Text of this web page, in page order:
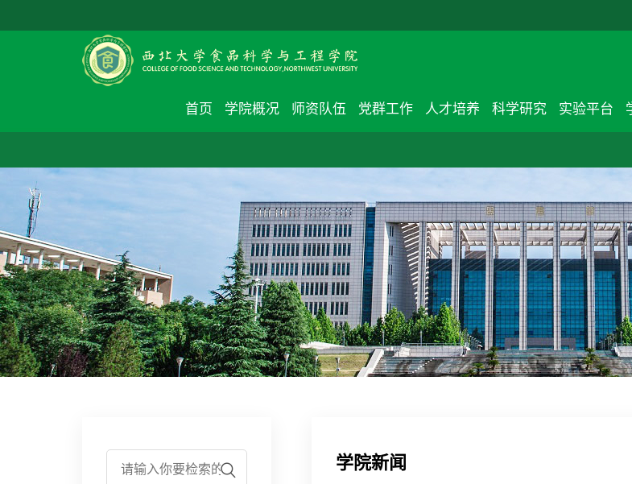
首页 学院概况 师资队伍 党群工作 人才培养 科学研究 实验平台
学院新闻